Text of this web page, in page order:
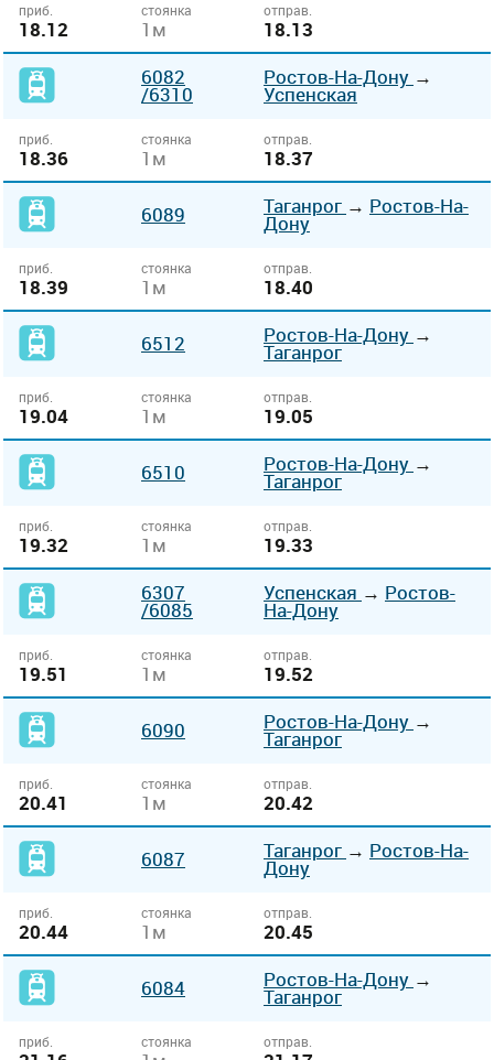
приб.
18.12
стоянка
1м
отправ.
18.13
6082
/6310
Ростов-На-Дону →
Успенская
приб.
18.36
стоянка
1м
отправ.
18.37
6089 Таганрог → Ростов-На-
Дону
приб.
18.39
стоянка
1м
отправ.
18.40
6512 Ростов-На-Дону →
Таганрог
приб.
19.04
стоянка
1м
отправ.
19.05
6510 Ростов-На-Дону →
Таганрог
приб.
19.32
стоянка
1м
отправ.
19.33
6307
/6085
Успенская → Ростов-
На-Дону
приб.
19.51
стоянка
1м
отправ.
19.52
6090 Ростов-На-Дону →
Таганрог
приб.
20.41
стоянка
1м
отправ.
20.42
6087 Таганрог → Ростов-На-
Дону
приб.
20.44
стоянка
1м
отправ.
20.45
6084 Ростов-На-Дону →
Таганрог
приб. стоянка отправ.